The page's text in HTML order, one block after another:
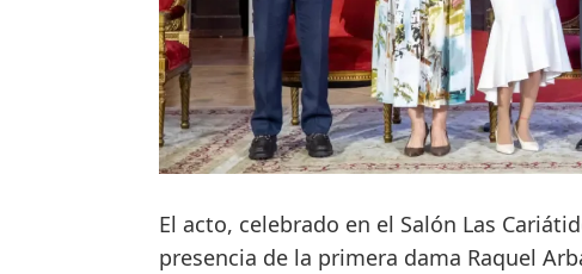
El acto, celebrado en el Salón Las
presencia de la primera dama Raquel